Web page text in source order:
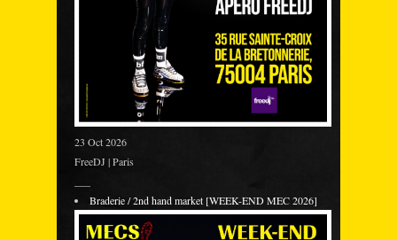
23 Oct 2026
FreeDJ | Paris
Braderie / 2nd hand market [WEEK-END MEC 2026]